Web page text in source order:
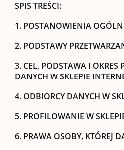
SPIS TREŚCI:
1. POSTANOWIENIA
2. PODSTAWY
3. CEL, PODSTAWA I OKRES
DANYCH W SKLEPIE
4. ODBIORCY DANYCH W
5. PROFILOWANIE W
6. PRAWA OSOBY, KTÓREJ